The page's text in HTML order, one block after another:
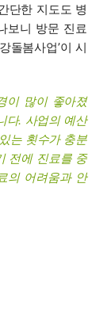
단한 지도도 병
보니 방문 진료
돌봄사업’이 시
이 많이 좋아졌
다. 사업의 예산
는 횟수가 충분
전에 진료를 중
의 어려움과 안